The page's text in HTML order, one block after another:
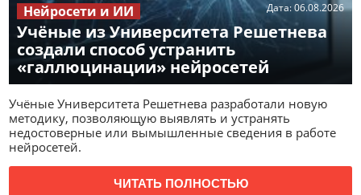
Учёные из Университета Решетнева
создали способ устранить
«галлюцинации» нейросетей
Дата:06.08.2026
Нейросети и ИИ
Учёные Университета Решетнева разработали новую
методику, позволяющую выявлять и устранять
недостоверные или вымышленные сведения в работе
нейросетей.
ЧИТАТЬ ПОЛНОСТЬЮ